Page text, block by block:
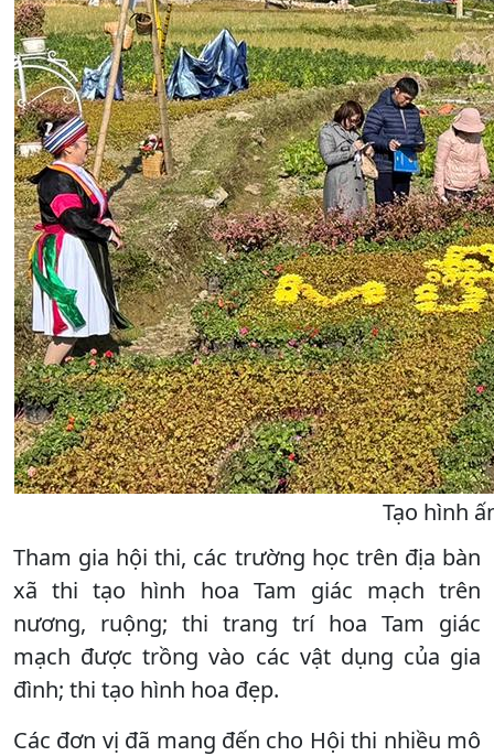
Tạo hình
Tham gia hội thi, các trường học trên địa bàn
xã thi tạo hình hoa Tam giác mạch trên
nương, ruộng; thi trang trí hoa Tam giác
mạch được trồng vào các vật dụng của gia
đình; thi tạo hình hoa đẹp.
Các đơn vị đã mang đến cho Hội thi nhiều mô